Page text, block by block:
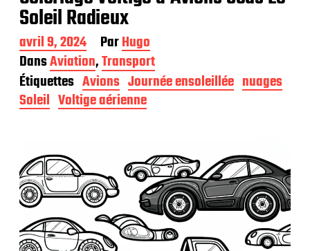
Soleil Radieux
D
a
t
e
d
e
l
i
c
a
i
avril 9, 2024 ParHugo
DansAviation,Transport
Étiquettes Avions Journée ensoleillée nuages
Soleil Voltige aérienne